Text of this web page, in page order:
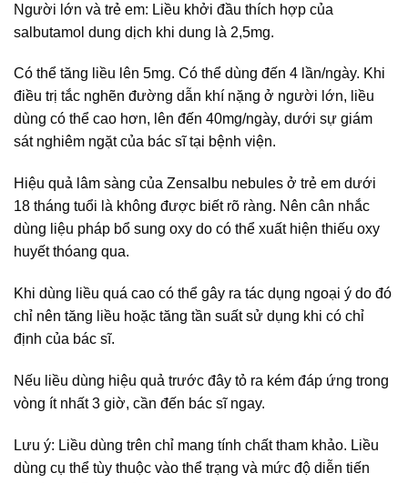
Người lớn và trẻ em: Liều khởi đầu thích hợp của
salbutamol dung dịch khi dung là 2,5mg.
Có thể tăng liều lên 5mg. Có thể dùng đến 4 lần/ngày. Khi
điều trị tắc nghẽn đường dẫn khí nặng ở người lớn, liều
dùng có thể cao hơn, lên đến 40mg/ngày, dưới sự giám
sát nghiêm ngặt của bác sĩ tại bệnh viện.
Hiệu quả lâm sàng của Zensalbu nebules ở trẻ em dưới
18 tháng tuổi là không được biết rõ ràng. Nên cân nhắc
dùng liệu pháp bổ sung oxy do có thể xuất hiện thiếu oxy
huyết thóang qua.
Khi dùng liều quá cao có thể gây ra tác dụng ngoại ý do đó
chỉ nên tăng liều hoặc tăng tần suất sử dụng khi có chỉ
định của bác sĩ.
Nếu liều dùng hiệu quả trước đây tỏ ra kém đáp ứng trong
vòng ít nhất 3 giờ, cần đến bác sĩ ngay.
Lưu ý: Liều dùng trên chỉ mang tính chất tham khảo. Liều
dùng cụ thể tùy thuộc vào thể trạng và mức độ diễn tiến